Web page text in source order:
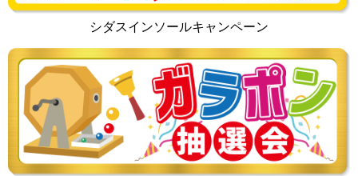
シダスインソールキャンペーン